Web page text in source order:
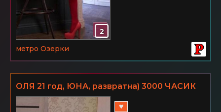
2
метро Озерки
ОЛЯ 21 год, ЮНА, развратна) 3000 ЧАСИК
♥